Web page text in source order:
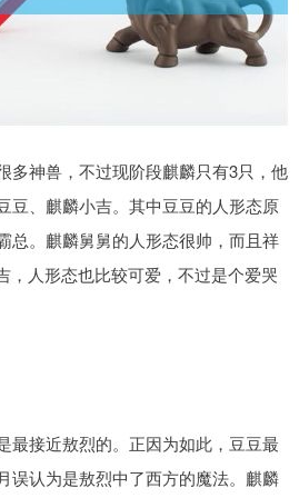
多神兽，不过现阶段麒麟只有3只，他
豆、麒麟小吉。其中豆豆的人形态原
总。麒麟舅舅的人形态很帅，而且祥
，人形态也比较可爱，不过是个爱哭
最接近敖烈的。正因为如此，豆豆最
误认为是敖烈中了西方的魔法。麒麟